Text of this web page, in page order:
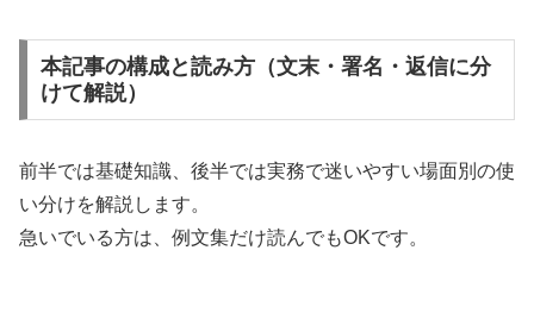
本記事の構成と読み方（文末・署名・返信に分
けて解説）
前半では基礎知識、後半では実務で迷いやすい場面別の使
い分けを解説します。
急いでいる方は、例文集だけ読んでもOKです。